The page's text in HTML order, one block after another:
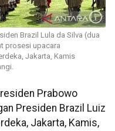
Brazil Lula da Silva (dua
prosesi upacara
Jakarta, Kamis
Prabowo
Presiden Brazil Luiz
Jakarta, Kamis,